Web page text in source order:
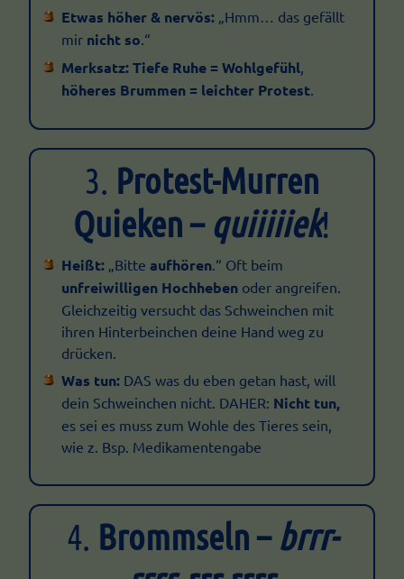
Etwas höher & nervös:„Hmm… das gefällt
mir nicht so.“
Merksatz: Tiefe Ruhe = Wohlgefühl,
höheres Brummen = leichter Protest.
3. Protest-Murren
Quieken – quiiiiiek!
Heißt:„Bitte aufhören.“ Oft beim
unfreiwilligen Hochhebenoder angreifen.
Gleichzeitig versucht das Schweinchen mit
ihren Hinterbeinchen deine Hand weg zu
drücken.
Was tun:DAS was du eben getan hast, will
dein Schweinchen nicht. DAHER: Nicht tun,
es sei es muss zum Wohle des Tieres sein,
wie z. Bsp. Medikamentengabe
4. Brommseln –brrr-